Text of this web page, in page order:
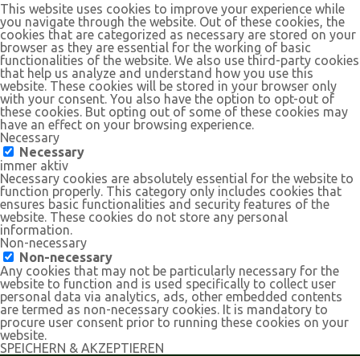
This website uses cookies to improve your experience while
you navigate through the website. Out of these cookies, the
cookies that are categorized as necessary are stored on your
browser as they are essential for the working of basic
functionalities of the website. We also use third-party cookies
that help us analyze and understand how you use this
website. These cookies will be stored in your browser only
with your consent. You also have the option to opt-out of
these cookies. But opting out of some of these cookies may
have an effect on your browsing experience.
Necessary
Necessary
immer aktiv
Necessary cookies are absolutely essential for the website to
function properly. This category only includes cookies that
ensures basic functionalities and security features of the
website. These cookies do not store any personal
information.
Non-necessary
Non-necessary
Any cookies that may not be particularly necessary for the
website to function and is used specifically to collect user
personal data via analytics, ads, other embedded contents
are termed as non-necessary cookies. It is mandatory to
procure user consent prior to running these cookies on your
website.
SPEICHERN & AKZEPTIEREN